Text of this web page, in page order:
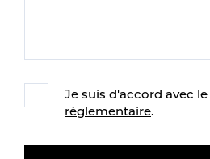
Je suis d'accord avec le
réglementaire.